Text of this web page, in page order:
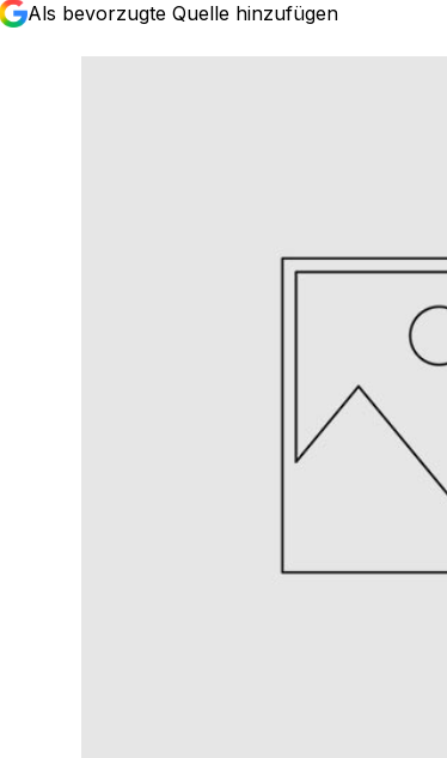
Als bevorzugte Quelle hinzufügen